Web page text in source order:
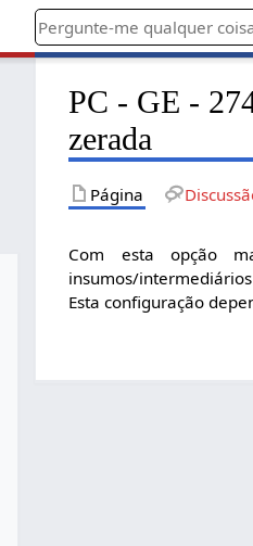
PC - GE -
zerada
Página
Com esta opção
insumos/
Esta configuração